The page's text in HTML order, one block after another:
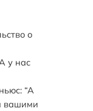
о
у нас
“А
вашими